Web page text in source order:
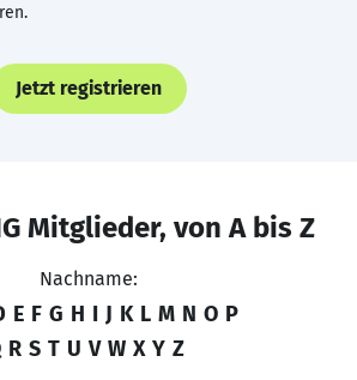
Jetzt registrieren
Mitglieder, von A bis Z
Nachname:
E F G H I J K L M N O P
R S T U V W X Y Z